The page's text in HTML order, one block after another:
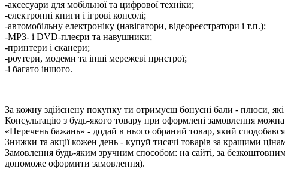
-аксесуари для мобільної та цифрової техніки;
-електронні книги і ігрові консолі;
-автомобільну електроніку (навігатори, відеореєстратори і т.п.);
-MP3- і DVD-плеєри та навушники;
-принтери і сканери;
-роутери, модеми та інші мережеві пристрої;
-і багато іншого.
За кожну здійснену покупку ти отримуєш бонусні бали - плюси,
Консультацію з будь-якого товару при оформлені замовлення
«Перечень бажань» - додай в нього обраний товар, який
Знижки та акції кожен день - купуй тисячі товарів за кращими
Замовлення будь-яким зручним способом: на сайті, за
допоможе оформити замовлення).